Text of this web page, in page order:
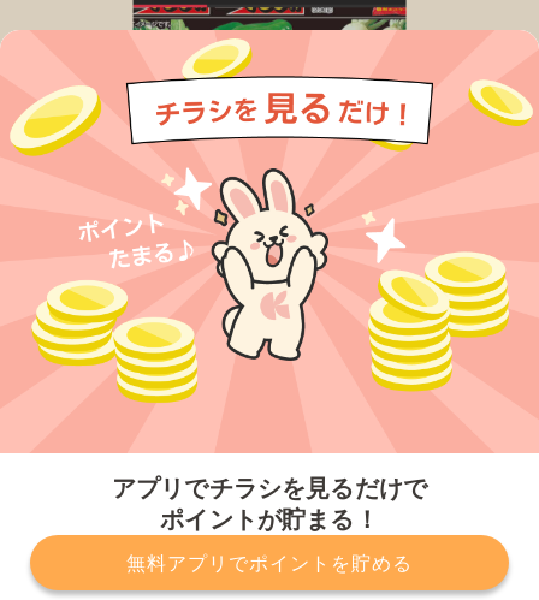
アプリでチラシを見るだけで
ポイントが貯まる！
無料アプリでポイントを貯める
プライバシーポリシー 利用規約 運営会社